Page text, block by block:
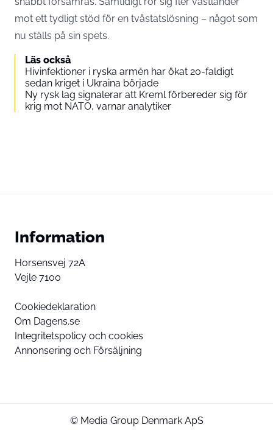
mot ett tydligt stöd för en tvåstatslösning – något som
nu ställs på sin spets.
Läs också
Hivinfektioner i ryska armén har ökat 20-faldigt
sedan kriget i Ukraina började
Ny rysk lag signalerar att Kreml förbereder sig för
krig mot NATO, varnar analytiker
Information
Horsensvej 72A
Vejle 7100
Cookiedeklaration
Om Dagens.se
Integritetspolicy och cookies
Annonsering och Försäljning
© Media Group Denmark ApS